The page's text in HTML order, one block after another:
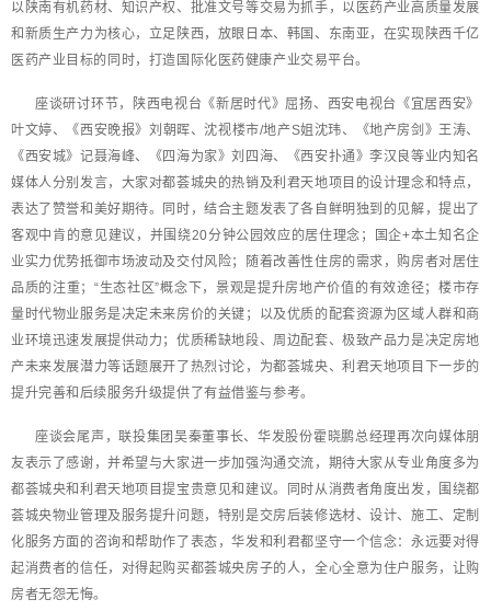
以陕南有机药材、知识产权、批准文号等交易为抓手，以医药产业高质量发展
和新质生产力为核心，立足陕西，放眼日本、韩国、东南亚，在实现陕西千亿
医药产业目标的同时，打造国际化医药健康产业交易平台。
座谈研讨环节，陕西电视台《新居时代》屈扬、西安电视台《宜居西安》
叶文婷、《西安晚报》刘朝晖、沈视楼市/地产S姐沈玮、《地产房剑》王涛、
《西安城》记聂海峰、《四海为家》刘四海、《西安扑通》李汉良等业内知名
媒体人分别发言，大家对都荟城央的热销及利君天地项目的设计理念和特点，
表达了赞誉和美好期待。同时，结合主题发表了各自鲜明独到的见解，提出了
客观中肯的意见建议，并围绕20分钟公园效应的居住理念；国企+本土知名企
业实力优势抵御市场波动及交付风险；随着改善性住房的需求，购房者对居住
品质的注重；“生态社区”概念下，景观是提升房地产价值的有效途径；楼市存
量时代物业服务是决定未来房价的关键；以及优质的配套资源为区域人群和商
业环境迅速发展提供动力；优质稀缺地段、周边配套、极致产品力是决定房地
产未来发展潜力等话题展开了热烈讨论，为都荟城央、利君天地项目下一步的
提升完善和后续服务升级提供了有益借鉴与参考。
座谈会尾声，联投集团吴秦董事长、华发股份霍晓鹏总经理再次向媒体朋
友表示了感谢，并希望与大家进一步加强沟通交流，期待大家从专业角度多为
都荟城央和利君天地项目提宝贵意见和建议。同时从消费者角度出发，围绕都
荟城央物业管理及服务提升问题，特别是交房后装修选材、设计、施工、定制
化服务方面的咨询和帮助作了表态，华发和利君都坚守一个信念：永远要对得
起消费者的信任，对得起购买都荟城央房子的人，全心全意为住户服务，让购
房者无怨无悔。